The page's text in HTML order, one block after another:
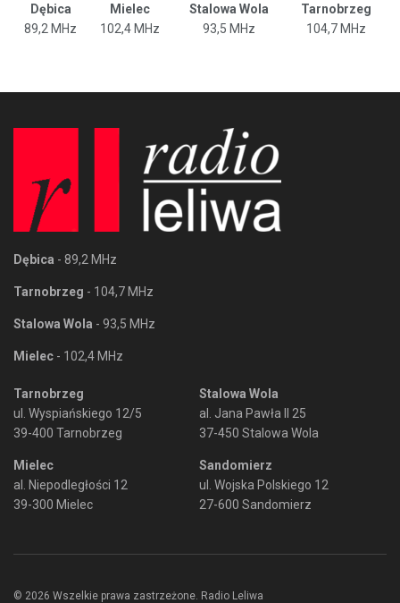
Dębica Mielec Stalowa Wola
Tarnobrzeg
89,2 MHz
102,4 MHz 93,5 MHz 104,7 MHz
Dębica - 89,2 MHz
Tarnobrzeg - 104,7 MHz
Stalowa Wola - 93,5 MHz
Mielec - 102,4 MHz
Tarnobrzeg
ul. Wyspiańskiego 12/5
39-400 Tarnobrzeg
Mielec
al. Niepodległości 12
39-300 Mielec
Stalowa Wola
al. Jana Pawła II 25
37-450 Stalowa Wola
Sandomierz
ul. Wojska Polskiego 12
27-600 Sandomierz
© 2026 Wszelkie prawa zastrzeżone. Radio Leliwa